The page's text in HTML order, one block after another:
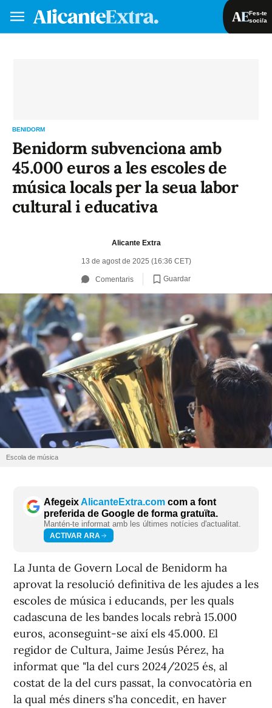
Fes-te
soci/a
BENIDORM
Benidorm subvenciona amb
45.000 euros a les escoles de
música locals per la seua labor
cultural i educativa
Alicante Extra
13 de agost de 2025 (16:36 CET)
Comentaris Guardar
Escola de música
AfegeixAlicanteExtra.com com a font
preferida de Google de forma gratuïta.
Mantén-te informat amb les últimes notícies d'actualitat.
ACTIVAR ARA
La Junta de Govern Local de Benidorm ha
aprovat la resolució definitiva de les ajudes a les
escoles de música i educands, per les quals
cadascuna de les bandes locals rebrà 15.000
euros, aconseguint-se així els 45.000. El
regidor de Cultura, Jaime Jesús Pérez, ha
informat que "la del curs 2024/2025 és, al
costat de la del curs passat, la convocatòria en
la qual més diners s'ha concedit, en haver